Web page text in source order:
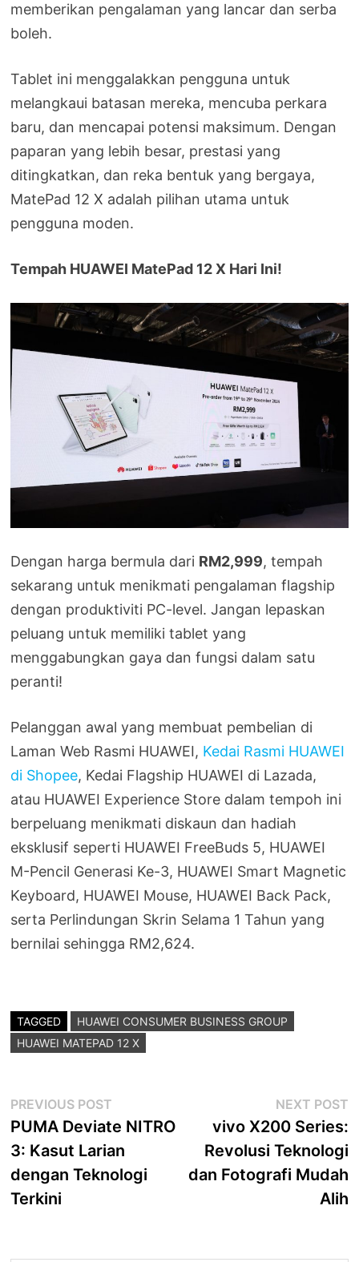
memberikan pengalaman yang lancar dan serba
boleh.
Tablet ini menggalakkan pengguna untuk
melangkaui batasan mereka, mencuba perkara
baru, dan mencapai potensi maksimum. Dengan
paparan yang lebih besar, prestasi yang
ditingkatkan, dan reka bentuk yang bergaya,
MatePad 12 X adalah pilihan utama untuk
pengguna moden.
Tempah HUAWEI MatePad 12 X Hari Ini!
Dengan harga bermula dari RM2,999, tempah
sekarang untuk menikmati pengalaman flagship
dengan produktiviti PC-level. Jangan lepaskan
peluang untuk memiliki tablet yang
menggabungkan gaya dan fungsi dalam satu
peranti!
Pelanggan awal yang membuat pembelian di
Laman Web Rasmi HUAWEI, Kedai Rasmi HUAWEI
di Shopee, Kedai Flagship HUAWEI di Lazada,
atau HUAWEI Experience Store dalam tempoh ini
berpeluang menikmati diskaun dan hadiah
eksklusif seperti HUAWEI FreeBuds 5, HUAWEI
M-Pencil Generasi Ke-3, HUAWEI Smart Magnetic
Keyboard, HUAWEI Mouse, HUAWEI Back Pack,
serta Perlindungan Skrin Selama 1 Tahun yang
bernilai sehingga RM2,624.
TAGGED
HUAWEI CONSUMER BUSINESS GROUP
HUAWEI MATEPAD 12 X
Post
navigation
PREVIOUS POST
post:
PUMA Deviate NITRO
3: Kasut Larian
dengan Teknologi
Terkini
NEXT POST
vivo X200 Series:
Revolusi Teknologi
dan Fotografi Mudah
Alih